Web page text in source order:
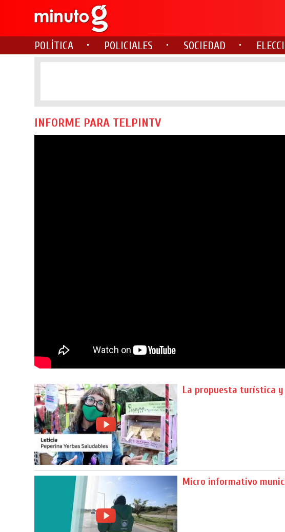
POLÍTICA POLICIALES SOCIEDAD
INFORME PARA TELPINTV
La propuesta turística y
Micro informativo